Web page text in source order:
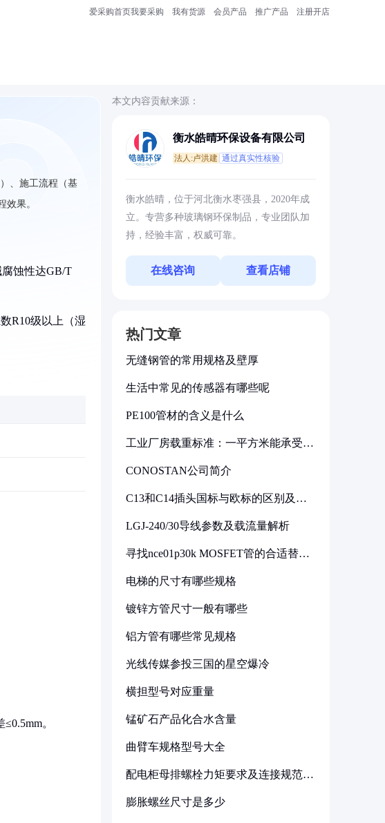
爱采购首页我要采购 我有货源 会员产品 推广产品 注册开店
、施工流程（基
效果。
蚀性达GB/T
R10级以上（湿
。
本文内容贡献来源：
衡水皓晴环保设备有限公司
法人:卢洪建 通过真实性核验
衡水皓晴，位于河北衡水枣强县，2020年成
立。专营多种玻璃钢环保制品，专业团队加
持，经验丰富，权威可靠。
在线咨询 查看店铺
热门文章
无缝钢管的常用规格及壁厚
生活中常见的传感器有哪些呢
PE100管材的含义是什么
工业厂房载重标准：一平方米能承受多
CONOSTAN公司简介
C13和C14插头国标与欧标的区别及其
LGJ-240/30导线参数及载流量解析
寻找nce01p30k MOSFET管的合适替代
电梯的尺寸有哪些规格
镀锌方管尺寸一般有哪些
铝方管有哪些常见规格
光线传媒参投三国的星空爆冷
横担型号对应重量
锰矿石产品化合水含量
曲臂车规格型号大全
配电柜母排螺栓力矩要求及连接规范详
膨胀螺丝尺寸是多少